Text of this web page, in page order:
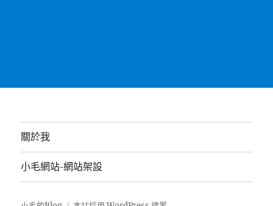
關於我
小毛網站-網站架設